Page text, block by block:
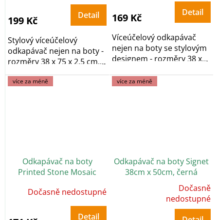
z
5
199 Kč Detail
Stylový víceúčelový
odkapávač nejen na boty -
rozměry 38 x 75 x 2,5 cm,
vyrobeno z...
169 Kč Detail
Víceúčelový odkapávač
nejen na boty se stylovým
designem - rozměry 38 x
více za méně
Odkapávač na boty
Printed Stone Mosaic
Dočasně nedostupné
Detail
více za méně
Odkapávač na boty Signet
38cm x 50cm, černá
Dočasně
nedostupné